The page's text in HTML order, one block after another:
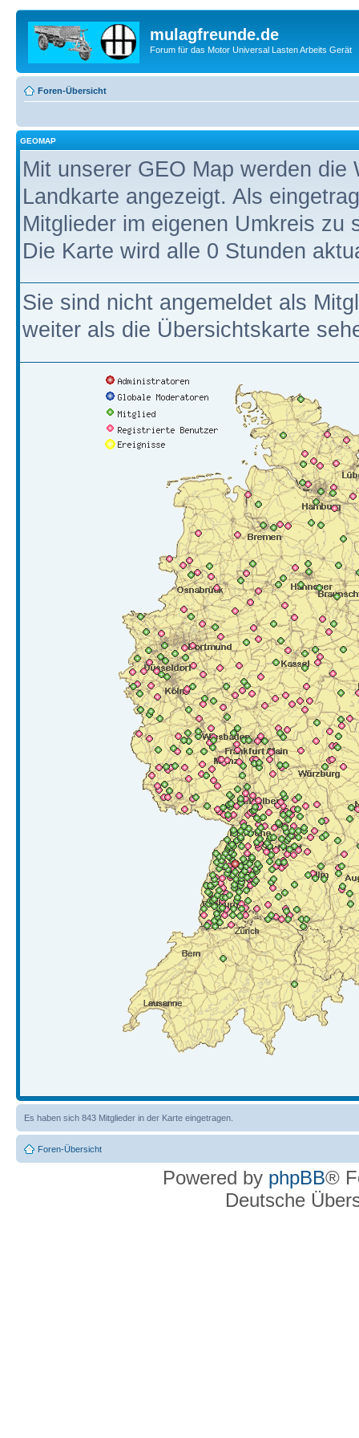
mulagfreunde.de
Forum für das Motor Universal Lasten Arbeits Gerät
Foren-Übersicht
GEOMAP
Mit unserer GEO Map werden
Landkarte angezeigt. Als
Mitglieder im eigenen Umkreis zu
Die Karte wird alle 0 Stunden
Sie sind nicht angemeldet als
weiter als die Übersichtskarte
Es haben sich 843 Mitglieder in der Karte eingetragen.
Foren-Übersicht
Powered by phpBB®
Deutsche